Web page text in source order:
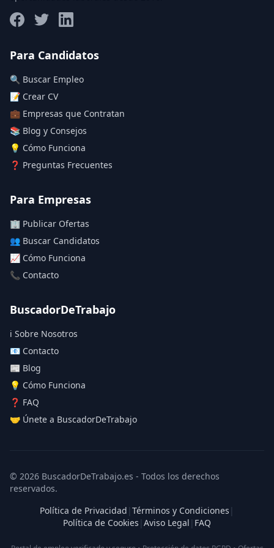
Deja vacío para "sin límite"
Aplicar filtros
Para Candidatos
🔍 Buscar Empleo
📝 Crear CV
💼 Empresas que Contratan
📚 Blog y Consejos
💡 Cómo Funciona
❓ Preguntas Frecuentes
Para Empresas
🏢 Publicar Ofertas
👥 Buscar Candidatos
📈 Cómo Funciona
📞 Contacto
BuscadorDeTrabajo
ℹ️ Sobre Nosotros
📧 Contacto
📰 Blog
💡 Cómo Funciona
❓ FAQ
🤝 Únete a BuscadorDeTrabajo
© 2026 BuscadorDeTrabajo.es - Todos los derechos
reservados.
Política de Privacidad | Términos y Condiciones |
Política de Cookies | Aviso Legal | FAQ